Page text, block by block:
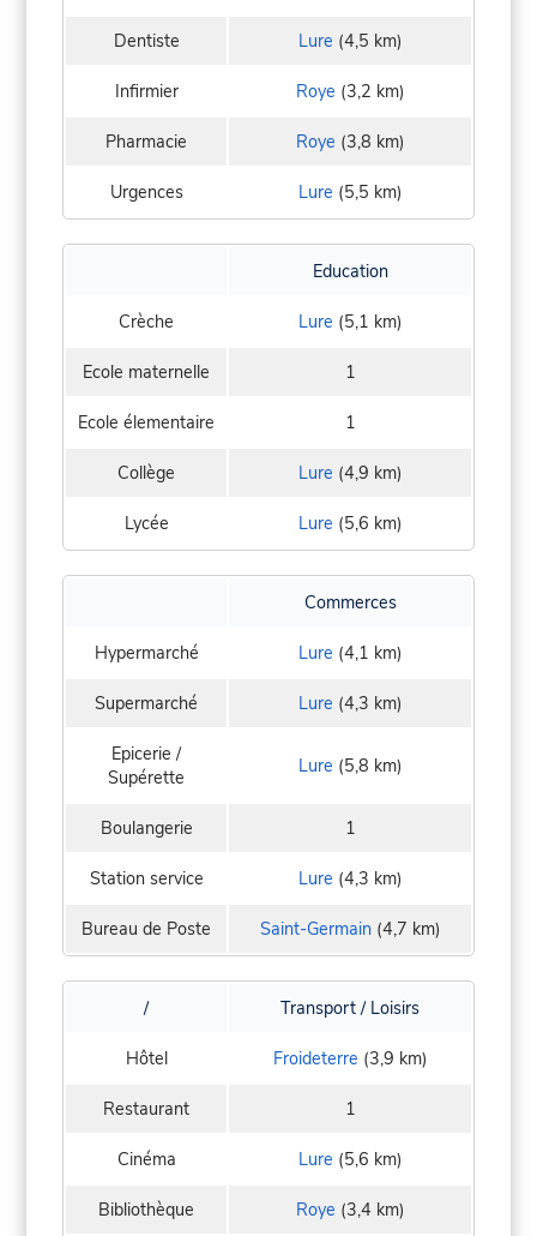
Dentiste Lure (4,5 km)
Infirmier Roye (3,2 km)
Pharmacie Roye (3,8 km)
Urgences Lure (5,5 km)
Education
Crèche Lure (5,1 km)
Ecole maternelle 1
Ecole élementaire 1
Collège Lure (4,9 km)
Lycée Lure (5,6 km)
Commerces
Hypermarché Lure (4,1 km)
Supermarché Lure (4,3 km)
Epicerie /
Supérette
Lure (5,8 km)
Boulangerie 1
Station service Lure (4,3 km)
Bureau de Poste Saint-Germain(4,7 km)
/ Transport / Loisirs
Hôtel Froideterre (3,9 km)
Restaurant 1
Cinéma Lure (5,6 km)
Bibliothèque Roye (3,4 km)